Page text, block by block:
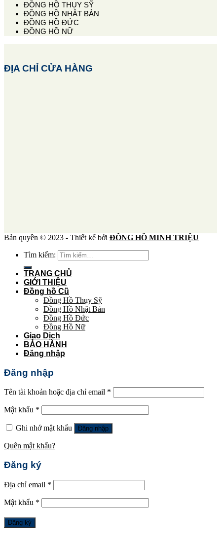
ĐỒNG HỒ THỤY SỸ
ĐỒNG HỒ NHẬT BẢN
ĐỒNG HỒ ĐỨC
ĐỒNG HỒ NỮ
ĐỊA CHỈ CỬA HÀNG
Bản quyền © 2023 - Thiết kế bởi ĐỒNG HỒ MINH TRIỆU
Tìm kiếm:
TRANG CHỦ
GIỚI THIỆU
Đồng hồ Cũ
Đồng Hồ Thụy Sỹ
Đồng Hồ Nhật Bản
Đồng Hồ Đức
Đồng Hồ Nữ
Giao Dịch
BẢO HÀNH
Đăng nhập
Đăng nhập
Tên tài khoản hoặc địa chỉ email *
Mật khẩu *
Ghi nhớ mật khẩu Đăng nhập
Quên mật khẩu?
Đăng ký
Địa chỉ email *
Mật khẩu *
Đăng ký